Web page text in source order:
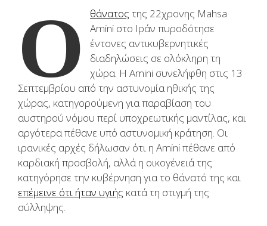
Ο θάνατος της 22χρονης Mahsa
Amini στο Ιράν πυροδότησε
έντονες αντικυβερνητικές
διαδηλώσεις σε ολόκληρη τη
χώρα. Η Amini συνελήφθη στις 13
Σεπτεμβρίου από την αστυνομία ηθικής της
χώρας, κατηγορούμενη για παραβίαση του
αυστηρού νόμου περί υποχρεωτικής μαντίλας, και
αργότερα πέθανε υπό αστυνομική κράτηση. Οι
ιρανικές αρχές δήλωσαν ότι η Amini πέθανε από
καρδιακή προσβολή, αλλά η οικογένειά της
κατηγόρησε την κυβέρνηση για το θάνατό της και
επέμεινε ότι ήταν υγιής κατά τη στιγμή της
σύλληψης.